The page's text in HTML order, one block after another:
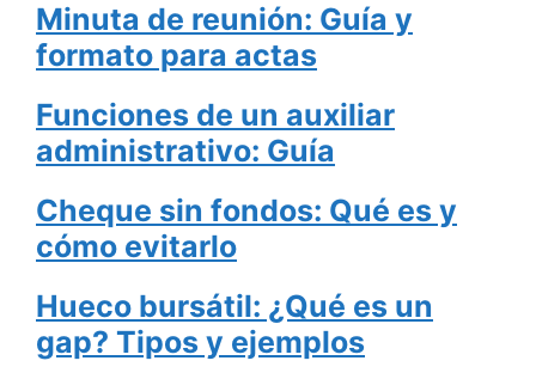
Minuta de reunión: Guía y
formato para actas
Funciones de un auxiliar
administrativo: Guía
Cheque sin fondos: Qué es y
cómo evitarlo
Hueco bursátil: ¿Qué es un
gap? Tipos y ejemplos